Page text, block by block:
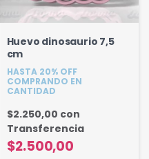
Huevo dinosaurio 7,5
cm
HASTA 20% OFF
COMPRANDO EN
CANTIDAD
$2.500,00
$2.250,00 con
Transferencia